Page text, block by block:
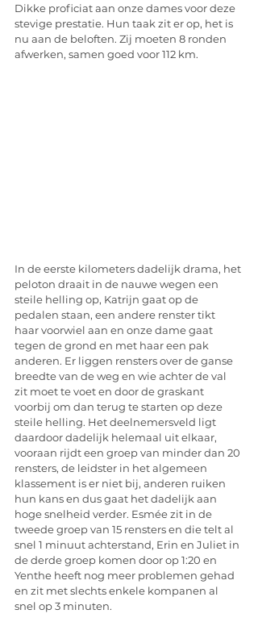
Dikke proficiat aan onze dames voor deze
stevige prestatie. Hun taak zit er op, het is
nu aan de beloften. Zij moeten 8 ronden
afwerken, samen goed voor 112 km.
In de eerste kilometers dadelijk drama, het
peloton draait in de nauwe wegen een
steile helling op, Katrijn gaat op de
pedalen staan, een andere renster tikt
haar voorwiel aan en onze dame gaat
tegen de grond en met haar een pak
anderen. Er liggen rensters over de ganse
breedte van de weg en wie achter de val
zit moet te voet en door de graskant
voorbij om dan terug te starten op deze
steile helling. Het deelnemersveld ligt
daardoor dadelijk helemaal uit elkaar,
vooraan rijdt een groep van minder dan 20
rensters, de leidster in het algemeen
klassement is er niet bij, anderen ruiken
hun kans en dus gaat het dadelijk aan
hoge snelheid verder. Esmée zit in de
tweede groep van 15 rensters en die telt al
snel 1 minuut achterstand, Erin en Juliet in
de derde groep komen door op 1:20 en
Yenthe heeft nog meer problemen gehad
en zit met slechts enkele kompanen al
snel op 3 minuten.